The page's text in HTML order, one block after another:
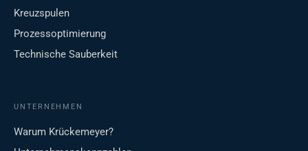
Kreuzspulen
Prozessoptimierung
Technische Sauberkeit
UNTERNEHMEN
Warum Krückemeyer?